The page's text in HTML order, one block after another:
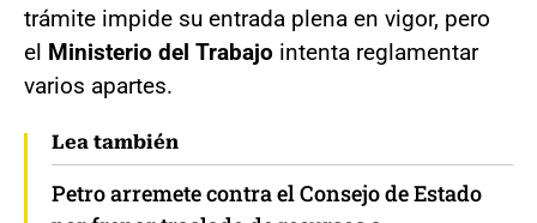
trámite impide su entrada plena en vigor, pero
el Ministerio del Trabajo intenta reglamentar
varios apartes.
Lea también
Petro arremete contra el Consejo de Estado